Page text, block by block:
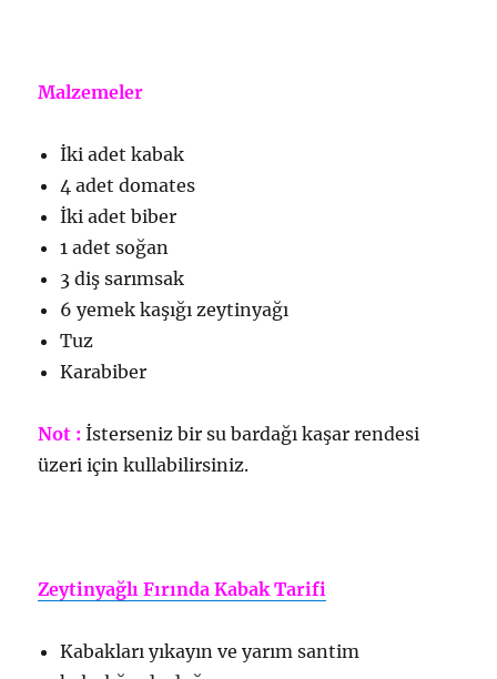
Malzemeler
İki adet kabak
4 adet domates
İki adet biber
1 adet soğan
3 diş sarımsak
6 yemek kaşığı zeytinyağı
Tuz
Karabiber
Not : İsterseniz bir su bardağı kaşar rendesi
üzeri için kullabilirsiniz.
Zeytinyağlı Fırında Kabak Tarifi
Kabakları yıkayın ve yarım santim